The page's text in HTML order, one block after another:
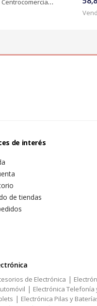
Centrocomercialdigital
de interés
de tiendas
de Electrónica |
| Electrónica Telefonía
| Electrónica Pilas y